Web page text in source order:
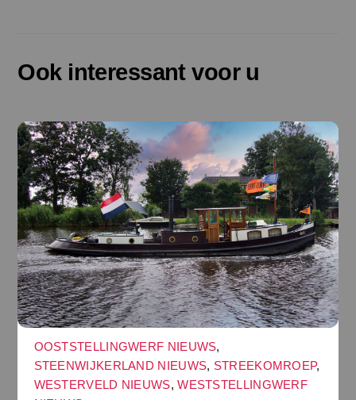
Ook interessant voor u
OOSTSTELLINGWERF NIEUWS,
STEENWIJKERLAND NIEUWS, STREEKOMROEP,
WESTERVELD NIEUWS,WESTSTELLINGWERF